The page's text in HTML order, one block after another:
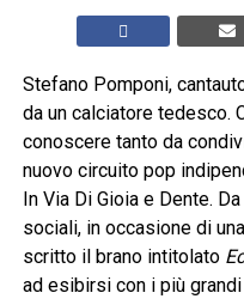
Stefano Pomponi,
da un calciatore tedesco.
conoscere tanto da
nuovo circuito pop
In Via Di Gioia e Dente.
sociali, in occasione di
scritto il brano intitolato
ad esibirsi con i più